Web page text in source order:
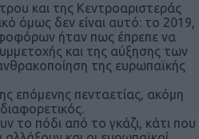
και της Κεντροαριστεράς
όμως δεν είναι αυτό: το 2019,
ήταν πως έπρεπε να
και της αύξησης των
της ευρωπαϊκής
επόμενης πενταετίας, ακόμη
το πόδι από το γκάζι, κάτι που